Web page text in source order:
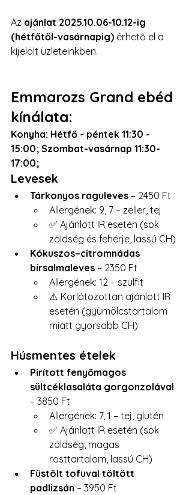
Az ajánlat 2025.10.06-10.12-ig
(hétfőtől-vasárnapig) érhető el a
kijelölt üzleteinkben.
Emmarozs Grand ebéd
kínálata:
Konyha: Hétfő - péntek 11:30 -
15:00; Szombat-vasárnap 11:30-
17:00;
Levesek
Tárkonyos raguleves – 2450 Ft
Allergének: 9, 7 – zeller, tej
✅ Ajánlott IR esetén (sok
zöldség és fehérje, lassú CH)
Kókuszos–citromnádas
birsalmaleves – 2350 Ft
Allergének: 12 – szulfit
⚠️ Korlátozottan ajánlott IR
esetén (gyümölcstartalom
miatt gyorsabb CH)
Húsmentes ételek
Pirított fenyőmagos
sültcéklasaláta gorgonzolával
– 3850 Ft
Allergének: 7, 1 – tej, glutén
✅ Ajánlott IR esetén (sok
zöldség, magas
rosttartalom, lassú CH)
Füstölt tofuval töltött
padlizsán – 3950 Ft